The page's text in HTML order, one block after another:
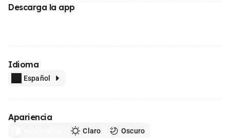
Descarga la app
Idioma
Español
Apariencia
Claro Oscuro